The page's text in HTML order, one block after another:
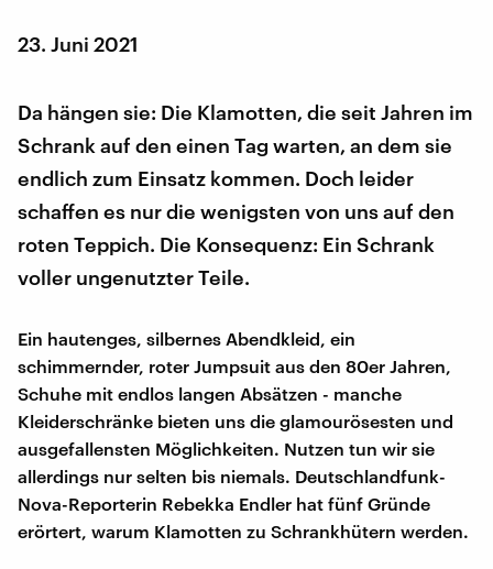
23. Juni 2021
Da hängen sie: Die Klamotten, die seit Jahren im
Schrank auf den einen Tag warten, an dem sie
endlich zum Einsatz kommen. Doch leider
schaffen es nur die wenigsten von uns auf den
roten Teppich. Die Konsequenz: Ein Schrank
voller ungenutzter Teile.
Ein hautenges, silbernes Abendkleid, ein
schimmernder, roter Jumpsuit aus den 80er Jahren,
Schuhe mit endlos langen Absätzen - manche
Kleiderschränke bieten uns die glamourösesten und
ausgefallensten Möglichkeiten. Nutzen tun wir sie
allerdings nur selten bis niemals. Deutschlandfunk-
Nova-Reporterin Rebekka Endler hat fünf Gründe
erörtert, warum Klamotten zu Schrankhütern werden.